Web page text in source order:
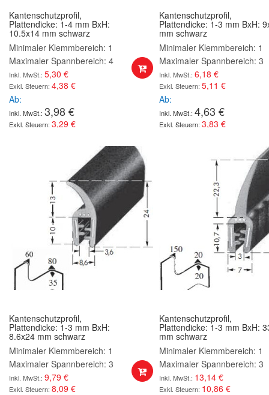
Kantenschutzprofil,
Plattendicke: 1-4 mm BxH:
10.5x14 mm schwarz
Minimaler Klemmbereich: 1
Maximaler Spannbereich: 4
5,30 €
4,38 €
Ab
3,98 €
3,29 €
Kantenschutzprofil,
Plattendicke: 1-3 mm BxH:
mm schwarz
Minimaler Klemmbereich: 1
Maximaler Spannbereich: 3
6,18 €
5,11 €
Ab
4,63 €
3,83 €
Kantenschutzprofil,
Plattendicke: 1-3 mm BxH:
8.6x24 mm schwarz
Minimaler Klemmbereich: 1
Maximaler Spannbereich: 3
9,79 €
8,09 €
Kantenschutzprofil,
Plattendicke: 1-3 mm BxH:
mm schwarz
Minimaler Klemmbereich: 1
Maximaler Spannbereich: 3
13,14 €
10,86 €